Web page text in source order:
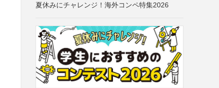
夏休みにチャレンジ！海外コンペ特集2026